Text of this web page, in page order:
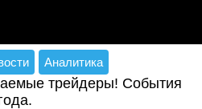
Аналитика
трейдеры! События